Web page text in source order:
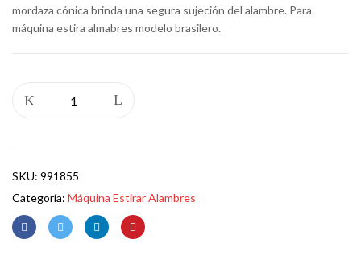
mordaza cónica brinda una segura sujeción del alambre. Para
máquina estira almabres modelo brasilero.
SKU: 991855
Categoría: Máquina Estirar Alambres